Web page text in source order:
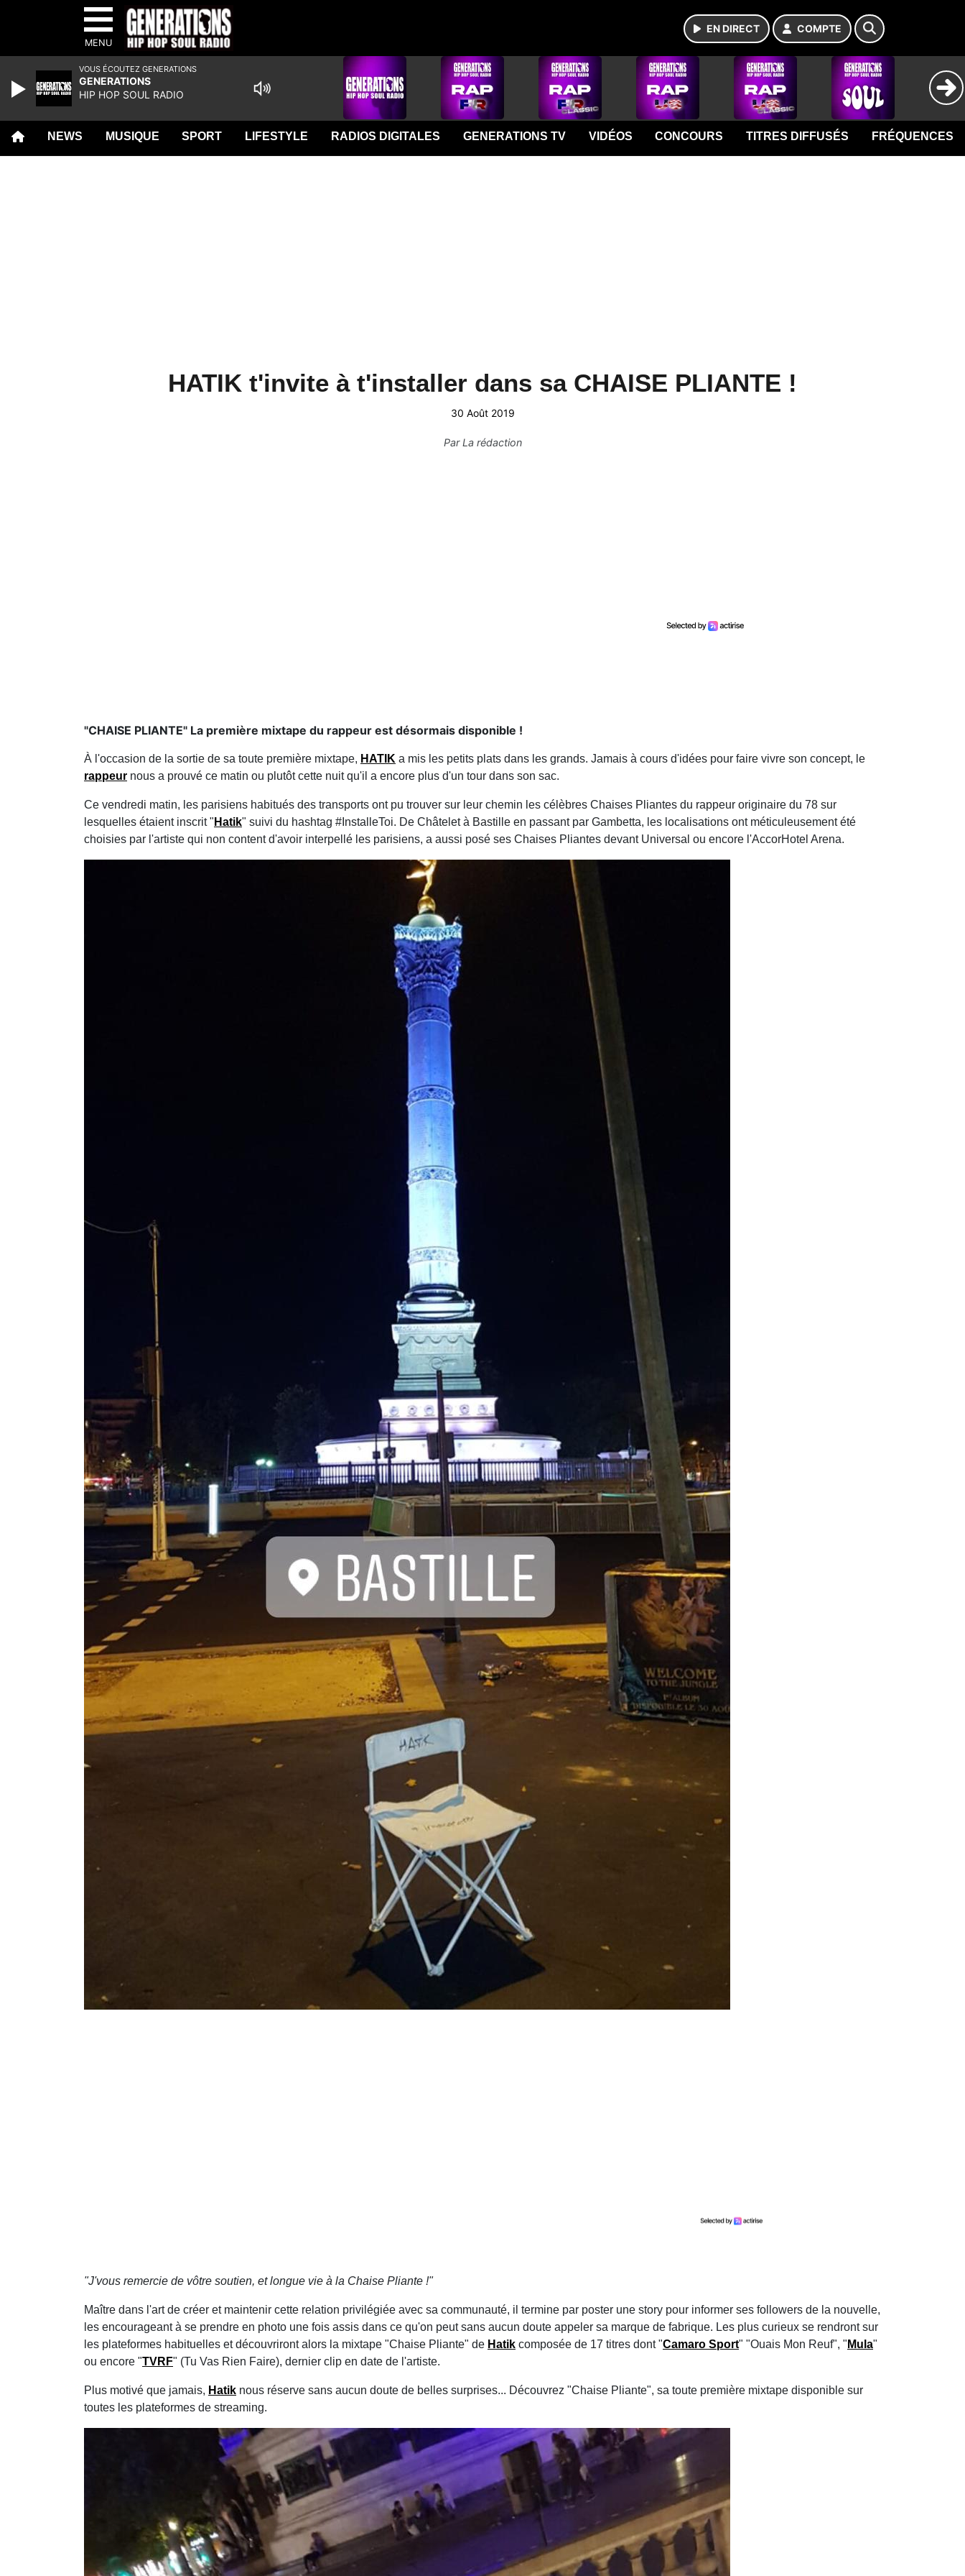
MENU
EN DIRECT COMPTE
NEWS MUSIQUE SPORT LIFESTYLE RADIOS DIGITALES GENERATIONS TV VIDÉOS CONCOURS TITRES DIFFUSÉS FRÉQUENCES
HATIK t'invite à t'installer dans sa CHAISE PLIANTE !
30 Août 2019
ParLa rédaction
"CHAISE PLIANTE" La première mixtape du rappeur est désormais disponible !
À l'occasion de la sortie de sa toute première mixtape, HATIK a mis les petits plats dans les grands. Jamais à cours d'idées pour faire vivre son concept, le
rappeur nous a prouvé ce matin ou plutôt cette nuit qu'il a encore plus d'un tour dans son sac.
Ce vendredi matin, les parisiens habitués des transports ont pu trouver sur leur chemin les célèbres Chaises Pliantes du rappeur originaire du 78 sur
lesquelles étaient inscrit " Hatik" suivi du hashtag #InstalleToi. De Châtelet à Bastille en passant par Gambetta, les localisations ont méticuleusement été
choisies par l'artiste qui non content d'avoir interpellé les parisiens, a aussi posé ses Chaises Pliantes devant Universal ou encore l'AccorHotel Arena.
"J'vous remercie de vôtre soutien, et longue vie à la Chaise Pliante !"
Maître dans l'art de créer et maintenir cette relation privilégiée avec sa communauté, il termine par poster une story pour informer ses followers de la nouvelle,
les encourageant à se prendre en photo une fois assis dans ce qu'on peut sans aucun doute appeler sa marque de fabrique. Les plus curieux se rendront sur
les plateformes habituelles et découvriront alors la mixtape "Chaise Pliante" de Hatik composée de 17 titres dont "Camaro Sport" "Ouais Mon Reuf", " Mula"
ou encore "TVRF" (Tu Vas Rien Faire), dernier clip en date de l'artiste.
Plus motivé que jamais, Hatik nous réserve sans aucun doute de belles surprises... Découvrez "Chaise Pliante", sa toute première mixtape disponible sur
toutes les plateformes de streaming.
VOUS ÉCOUTEZ GENERATIONS
GENERATIONS
HIP HOP SOUL RADIO